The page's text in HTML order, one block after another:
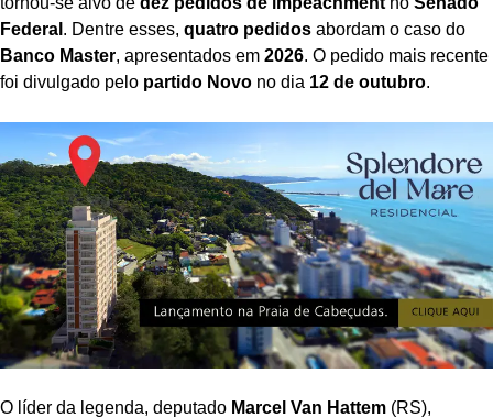
Federal . Dentre esses, quatro pedidos abordam o caso do
Banco Master, apresentados em 2026. O pedido mais recente
foi divulgado pelo partido Novo no dia 12 de outubro.
O líder da legenda, deputado Marcel Van Hattem (RS),